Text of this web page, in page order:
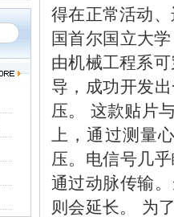
得在正常活动
国首尔国立大
由机械工程系
导，成功开发
压。 这款贴片
上，通过测量
压。电信号几
通过动脉传输
则会延长。 为